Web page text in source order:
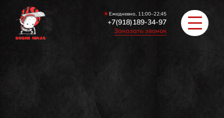
Ежедневно, 11:00–22:45
+7(918)189-34-97
Заказать звонок